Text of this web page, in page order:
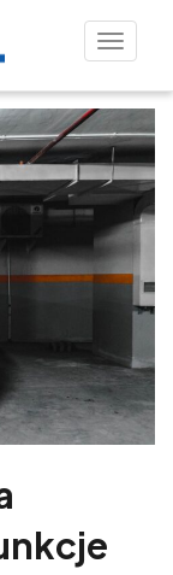
Toggle